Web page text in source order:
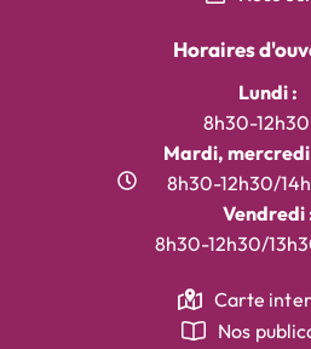
Horaires
Lundi :
8h30-
Mardi,
8h30-12h30/
Vendredi
8h30-12h30/
Carte
Nos